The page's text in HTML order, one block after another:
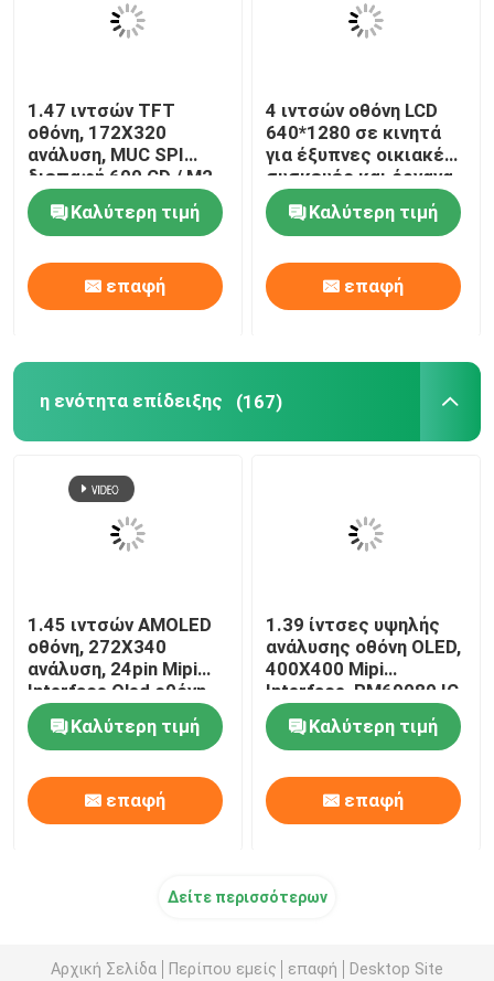
1.47 ιντσών TFT
οθόνη, 172X320
ανάλυση, MUC SPI
διεπαφή 600 CD / M2
Καλύτερη τιμή
επαφή
4 ιντσών οθόνη LCD
640*1280 σε κινητά
για έξυπνες οικιακές
συσκευές και όργανα
Καλύτερη τιμή
επαφή
η ενότητα επίδειξης (167)
1.45 ιντσών AMOLED
οθόνη, 272X340
ανάλυση, 24pin Mipi
Interface Oled οθόνη
αφής
Καλύτερη τιμή
επαφή
1.39 ίντσες υψηλής
ανάλυσης οθόνη OLED,
400X400 Mipi
Interface, RM69080 IC
Driving
Καλύτερη τιμή
επαφή
Δείτε περισσότερων
Αρχική Σελίδα Περίπου εμείς επαφή Desktop Site